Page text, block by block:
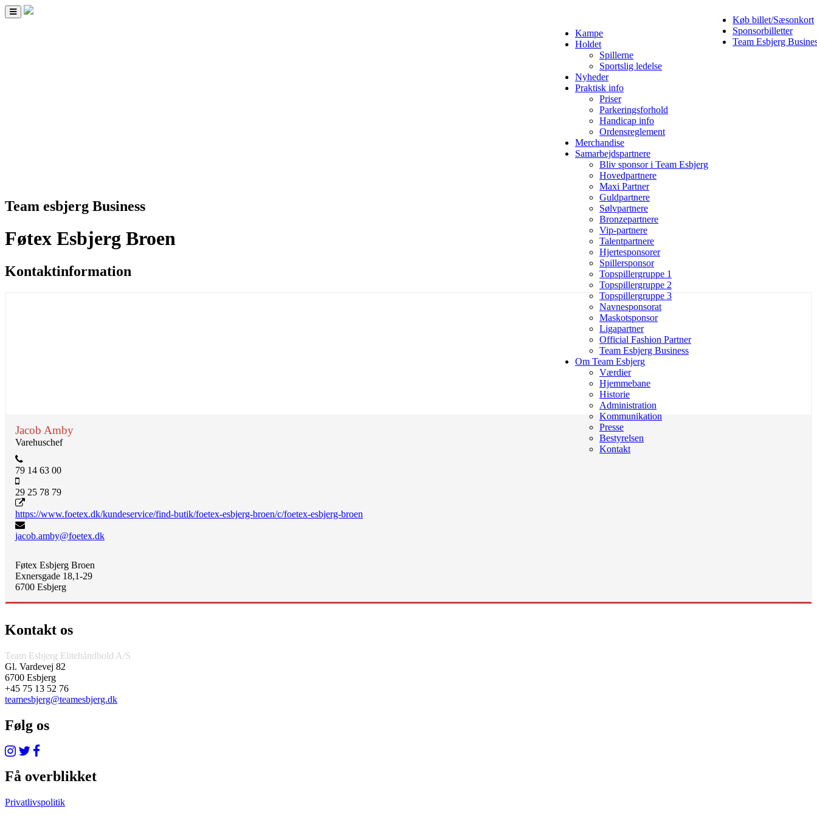
Køb billet/Sæsonkort
Sponsorbilletter
Team Esbjerg
Toggle
navigation
Kampe
Holdet
Spillerne
Sportslig ledelse
Nyheder
Praktisk info
Priser
Parkeringsforhold
Handicap info
Ordensreglement
Merchandise
Samarbejdspartnere
Bliv sponsor i Team Esbjerg
Hovedpartnere
Maxi Partner
Guldpartnere
Sølvpartnere
Bronzepartnere
Vip-partnere
Talentpartnere
Hjertesponsorer
Spillersponsor
Topspillergruppe 1
Topspillergruppe 2
Topspillergruppe 3
Navnesponsorat
Maskotsponsor
Ligapartner
Official Fashion Partner
Team Esbjerg Business
Om Team Esbjerg
Værdier
Hjemmebane
Historie
Administration
Kommunikation
Presse
Bestyrelsen
Kontakt
Team esbjerg Business
Føtex Esbjerg Broen
Kontaktinformation
Jacob Amby
Varehuschef
79 14 63 00
29 25 78 79
https://www.foetex.dk/kundeservice/find-butik/foetex-esbjerg-broen/c/foetex-esbjerg-broen
jacob.amby@foetex.dk
Føtex Esbjerg Broen
Exnersgade 18,1-29
6700 Esbjerg
Kontakt os
Team Esbjerg Elitehåndbold A/S
Gl. Vardevej 82
6700 Esbjerg
+45 75 13 52 76
teamesbjerg@teamesbjerg.dk
Følg os
Få overblikket
Privatlivspolitik